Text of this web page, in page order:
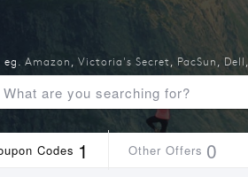
Codes 1 Other Offers 0
eg. Amazon , Victoria's Secret, PacSun , Dell ,